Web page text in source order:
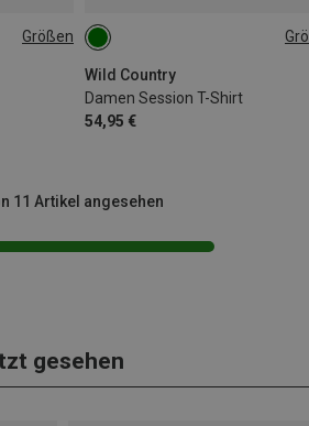
Größen
Wild Country
Damen Session T-Shirt
54,95 €
S
11 Artikel angesehen
gesehen